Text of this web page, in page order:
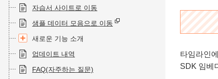
자습서 사이트로 이동
샘플 데이터 모음으로 이동
새로운 기능 소개
업데이트 내역
FAQ(자주하는 질문)
타임라인
SDK 임베